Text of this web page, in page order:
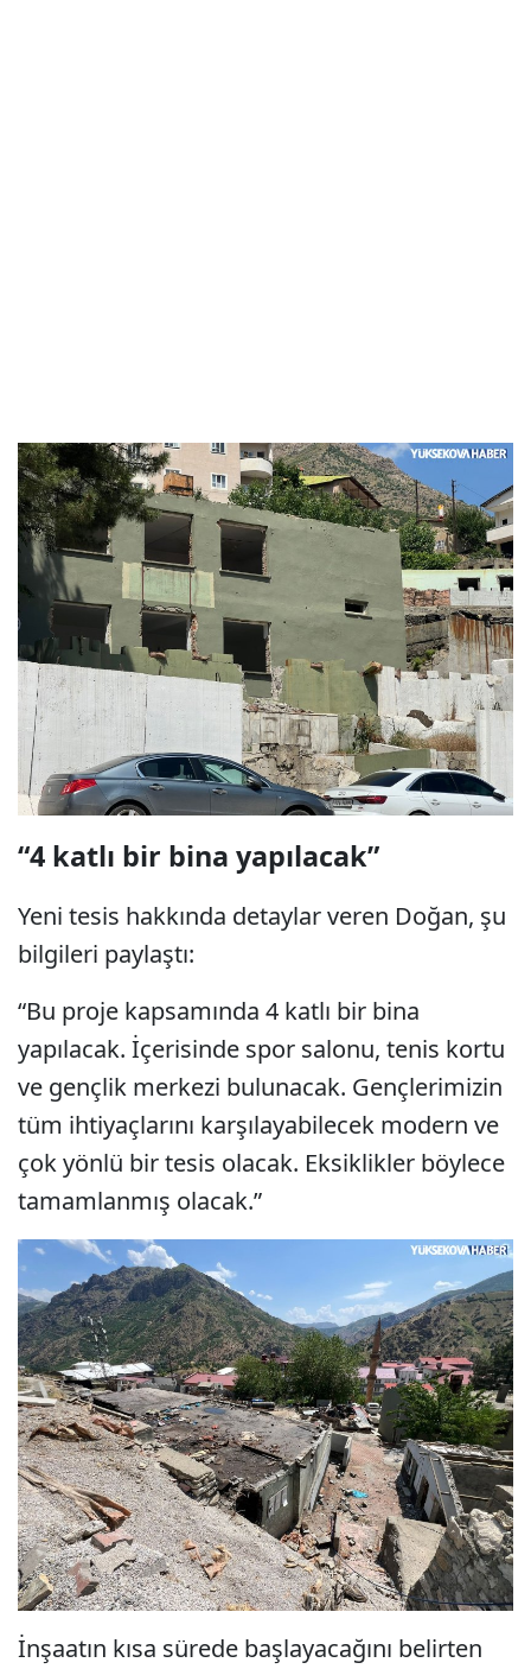
“4 katlı bir bina yapılacak”
Yeni tesis hakkında detaylar veren Doğan, şu
bilgileri paylaştı:
“Bu proje kapsamında 4 katlı bir bina
yapılacak. İçerisinde spor salonu, tenis kortu
ve gençlik merkezi bulunacak. Gençlerimizin
tüm ihtiyaçlarını karşılayabilecek modern ve
çok yönlü bir tesis olacak. Eksiklikler böylece
tamamlanmış olacak.”
İnşaatın kısa sürede başlayacağını belirten